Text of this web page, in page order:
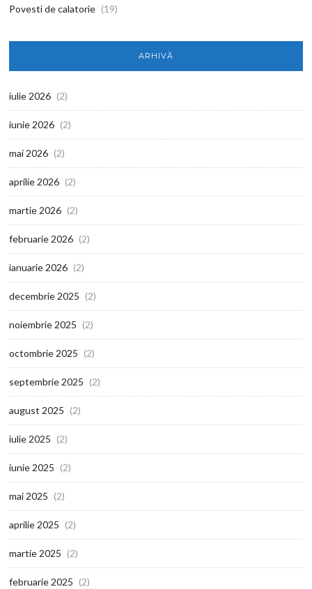
Povesti de calatorie (19)
ARHIVĂ
iulie 2026 (2)
iunie 2026 (2)
mai 2026 (2)
aprilie 2026 (2)
martie 2026 (2)
februarie 2026 (2)
ianuarie 2026 (2)
decembrie 2025 (2)
noiembrie 2025 (2)
octombrie 2025 (2)
septembrie 2025 (2)
august 2025 (2)
iulie 2025 (2)
iunie 2025 (2)
mai 2025 (2)
aprilie 2025 (2)
martie 2025 (2)
februarie 2025 (2)